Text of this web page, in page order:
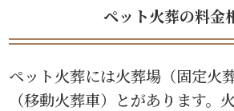
ペット火葬の料金
ペット火葬には火葬場（固定火
（移動火葬車）とがあります。